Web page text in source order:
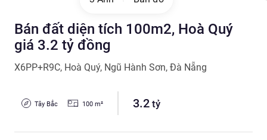
Bán đất diện tích 100m2, Hoà Quý
giá 3.2 tỷ đồng
X6PP+R9C, Hoà Quý, Ngũ Hành Sơn, Đà Nẵng
Tây Bắc 100 m² 3.2 tỷ